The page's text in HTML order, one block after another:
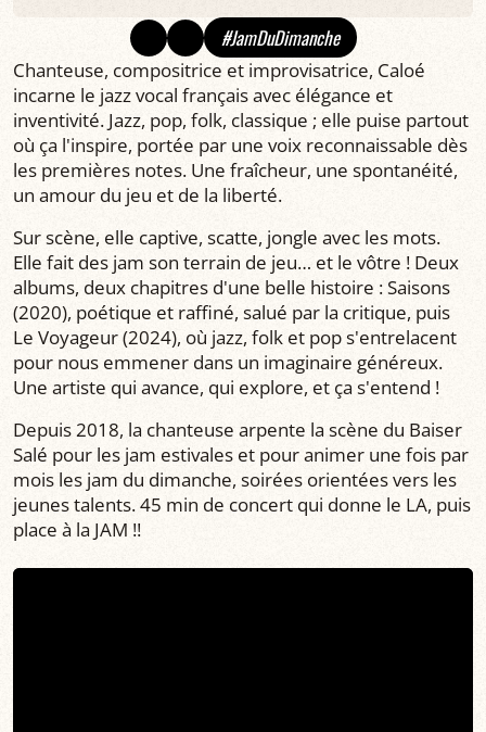
#JamDuDimanche
Chanteuse, compositrice et improvisatrice, Caloé
incarne le jazz vocal français avec élégance et
inventivité. Jazz, pop, folk, classique ; elle puise partout
où ça l'inspire, portée par une voix reconnaissable dès
les premières notes. Une fraîcheur, une spontanéité,
un amour du jeu et de la liberté.
Sur scène, elle captive, scatte, jongle avec les mots.
Elle fait des jam son terrain de jeu… et le vôtre ! Deux
albums, deux chapitres d'une belle histoire : Saisons
(2020), poétique et raffiné, salué par la critique, puis
Le Voyageur (2024), où jazz, folk et pop s'entrelacent
pour nous emmener dans un imaginaire généreux.
Une artiste qui avance, qui explore, et ça s'entend !
Depuis 2018, la chanteuse arpente la scène du Baiser
Salé pour les jam estivales et pour animer une fois par
mois les jam du dimanche, soirées orientées vers les
jeunes talents. 45 min de concert qui donne le LA, puis
place à la JAM !!